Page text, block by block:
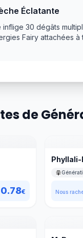
Éclatante
inflige 30 dégâts
Fairy attachées à
de
0.78€
Phyllali-
Nous